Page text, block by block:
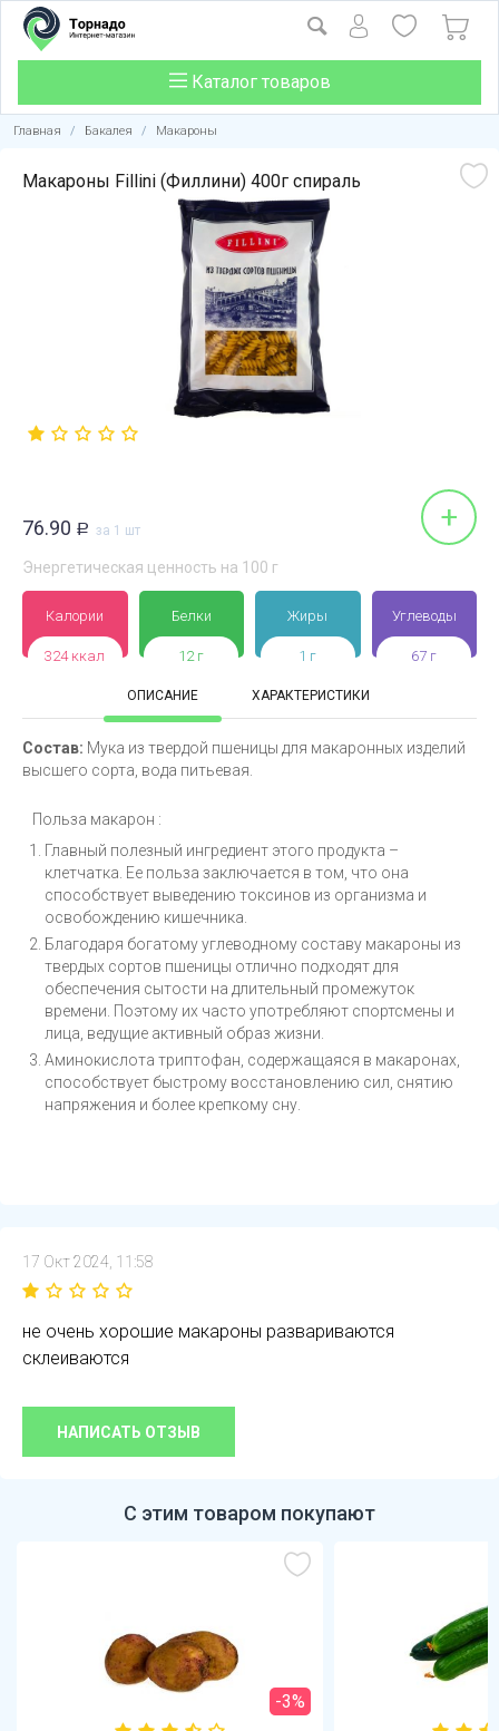
Каталог товаров
Главная / Бакалея / Макароны
Макароны Fillini (Филлини) 400г спираль
76.90 Р за 1 шт +
Энергетическая ценность на 100 г
Калории
324 ккал
Белки
12 г
Жиры
1 г
Углеводы
67 г
ОПИСАНИЕ ХАРАКТЕРИСТИКИ
Состав: Мука из твердой пшеницы для макаронных изделий
высшего сорта, вода питьевая.
Польза макарон :
Главный полезный ингредиент этого продукта –
клетчатка. Ее польза заключается в том, что она
способствует выведению токсинов из организма и
освобождению кишечника.
Благодаря богатому углеводному составу макароны из
твердых сортов пшеницы отлично подходят для
обеспечения сытости на длительный промежуток
времени. Поэтому их часто употребляют спортсмены и
лица, ведущие активный образ жизни.
Аминокислота триптофан, содержащаяся в макаронах,
способствует быстрому восстановлению сил, снятию
напряжения и более крепкому сну.
17 Окт 2024, 11:58
не очень хорошие макароны развариваются
склеиваются
НАПИСАТЬ ОТЗЫВ
С этим товаром покупают
-3%